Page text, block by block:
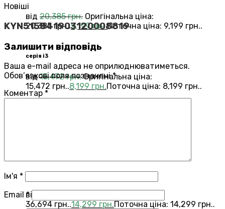
від 20,385грн. Оригінальна ціна:
20,385 грн..9,199грн.Поточна ціна: 9,199 грн..
серія i3
від15,472грн. Оригінальна ціна:
15,472 грн..8,199 грн.Поточна ціна: 8,199 грн..
від
36,694 грн..14,299 грн.Поточна ціна: 14,299 грн..
Новіші
KYN515841903120008819
Залишити відповідь
Ваша e-mail адреса не оприлюднюватиметься.
Обов’язкові поля позначені*
Коментар *
Ім'я *
Email *